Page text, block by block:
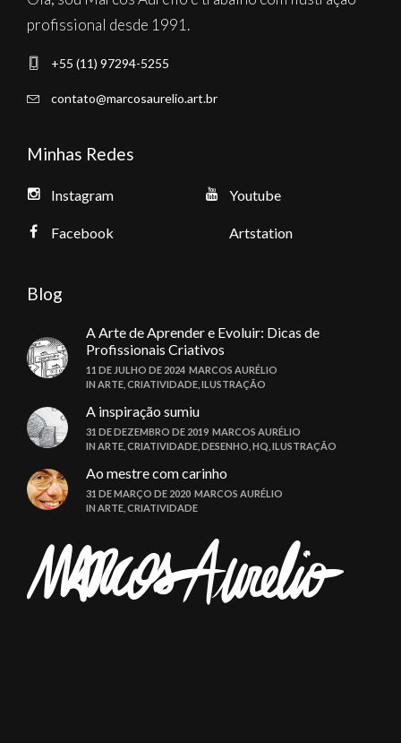
profissional desde 1991.
+55 (11) 97294-5255
contato@marcosaurelio.art.br
Minhas Redes
Instagram
Facebook
Youtube
Artstation
Blog
A Arte de Aprender e Evoluir: Dicas de
Profissionais Criativos
11 DE JULHO DE 2024 MARCOS AURÉLIO
IN ARTE CRIATIVIDADE ILUSTRAÇÃO
A inspiração sumiu
31 DE DEZEMBRO DE 2019 MARCOS AURÉLIO
IN ARTE CRIATIVIDADE DESENHO HQ ILUSTRAÇÃO
Ao mestre com carinho
31 DE MARÇO DE 2020 MARCOS AURÉLIO
IN ARTE CRIATIVIDADE